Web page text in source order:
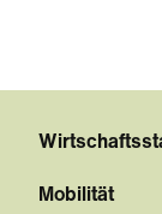
Mobilität